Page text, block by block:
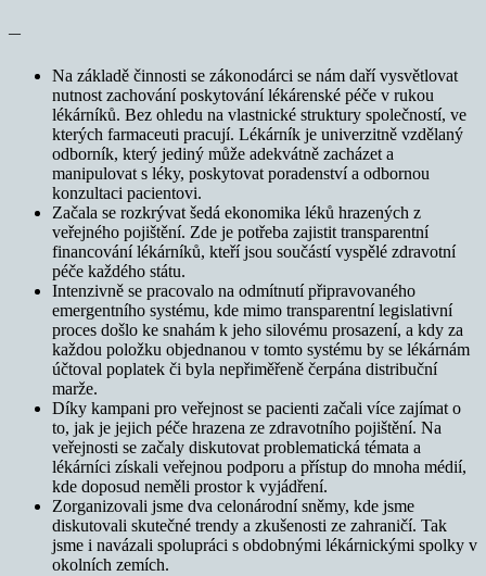
—
Na základě činnosti se zákonodárci se nám daří vysvětlovat
nutnost zachování poskytování lékárenské péče v rukou
lékárníků. Bez ohledu na vlastnické struktury společností, ve
kterých farmaceuti pracují. Lékárník je univerzitně vzdělaný
odborník, který jediný může adekvátně zacházet a
manipulovat s léky, poskytovat poradenství a odbornou
konzultaci pacientovi.
Začala se rozkrývat šedá ekonomika léků hrazených z
veřejného pojištění. Zde je potřeba zajistit transparentní
financování lékárníků, kteří jsou součástí vyspělé zdravotní
péče každého státu.
Intenzivně se pracovalo na odmítnutí připravovaného
emergentního systému, kde mimo transparentní legislativní
proces došlo ke snahám k jeho silovému prosazení, a kdy za
každou položku objednanou v tomto systému by se lékárnám
účtoval poplatek či byla nepřiměřeně čerpána distribuční
marže.
Díky kampani pro veřejnost se pacienti začali více zajímat o
to, jak je jejich péče hrazena ze zdravotního pojištění. Na
veřejnosti se začaly diskutovat problematická témata a
lékárníci získali veřejnou podporu a přístup do mnoha médií,
kde doposud neměli prostor k vyjádření.
Zorganizovali jsme dva celonárodní sněmy, kde jsme
diskutovali skutečné trendy a zkušenosti ze zahraničí. Tak
jsme i navázali spolupráci s obdobnými lékárnickými spolky v
okolních zemích.